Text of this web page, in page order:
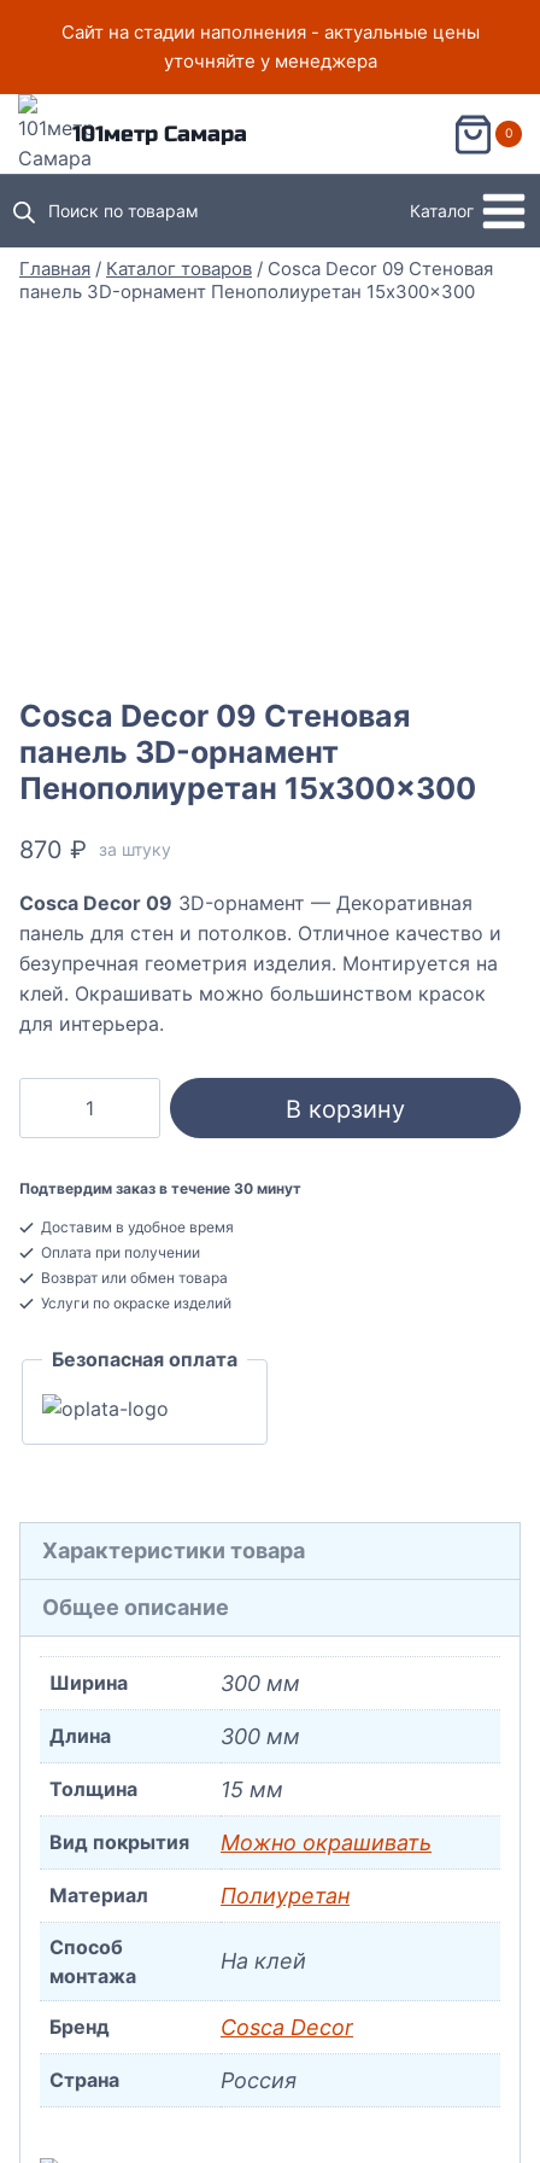
Сайт на стадии наполнения - актуальные цены
уточняйте у менеджера
101метр Самара 0
Поиск по товарам Каталог
Главная / Каталог товаров / Cosca Decor 09 Стеновая
панель 3D-орнамент Пенополиуретан 15x300x300
Cosca Decor 09 Стеновая
панель 3D-орнамент
Пенополиуретан 15x300x300
870 ₽ за штуку
Cosca Decor 09 3D-орнамент — Декоративная
панель для стен и потолков. Отличное качество и
безупречная геометрия изделия. Монтируется на
клей. Окрашивать можно большинством красок
для интерьера.
Decor
Стеновая
панель
3D-
Пенополиуретан
15x300x300
В корзину
Подтвердим заказ в течение 30 минут
Доставим в удобное время
Оплата при получении
Возврат или обмен товара
Услуги по окраске изделий
Безопасная оплата
Характеристики товара
Общее описание
Ширина 300 мм
Длина 300 мм
Толщина 15 мм
Вид покрытия Можно окрашивать
Материал Полиуретан
Способ
монтажа
На клей
Бренд Cosca Decor
Страна Россия